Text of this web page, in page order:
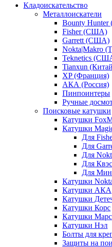
Кладоискательство
Металлоискатели
Bounty
Fisher (США)
Garrett (США)
Nokta|Makro
Teknetics
Tianxun
XP (Франция)
АКА (Россия)
Пинпоинтеры
Ручные
Поисковые катушки
Катушки
Катушки
Для
Для
Для
Для
Для
Катушки
Катушки АКА
Катушки
Катушки Корс
Катушки Марс
Катушки Нэл
Болты для
Защиты на